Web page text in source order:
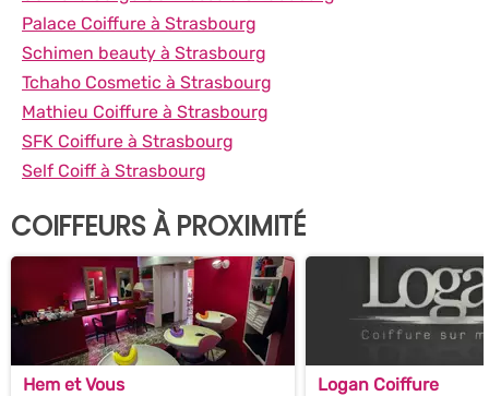
Palace Coiffure à Strasbourg
Schimen beauty à Strasbourg
Tchaho Cosmetic à Strasbourg
Mathieu Coiffure à Strasbourg
SFK Coiffure à Strasbourg
Self Coiff à Strasbourg
COIFFEURS À PROXIMITÉ
Hem et Vous Logan Coiffure